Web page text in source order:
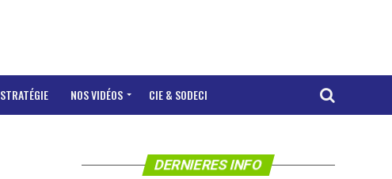
STRATÉGIE NOS VIDÉOS CIE & SODECI
DERNIERES INFO